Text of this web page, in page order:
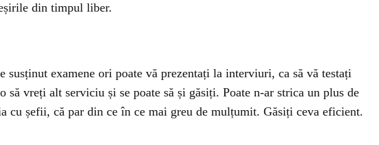
din timpul liber.
susținut examene ori poate vă prezentați la interviuri, ca să vă testați
să vreți alt serviciu și se poate să și găsiți. Poate n-ar strica un plus de
cu șefii, că par din ce în ce mai greu de mulțumit. Găsiți ceva eficient.